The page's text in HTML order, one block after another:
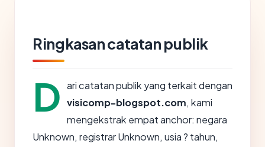
Ringkasan catatan publik
D ari catatan publik yang terkait dengan
visicomp-blogspot.com, kami
mengekstrak empat anchor: negara
Unknown, registrar Unknown, usia ? tahun,